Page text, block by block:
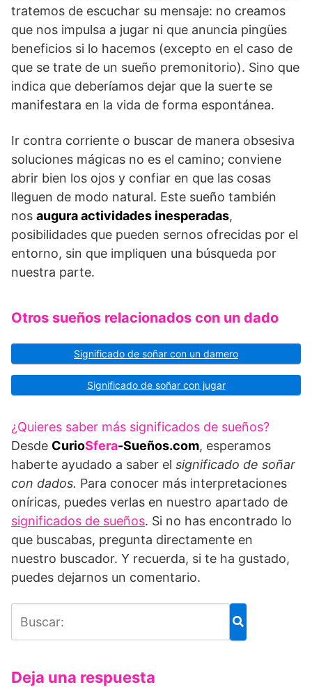
tratemos de escuchar su mensaje: no creamos
que nos impulsa a jugar ni que anuncia pingües
beneficios si lo hacemos (excepto en el caso de
que se trate de un sueño premonitorio). Sino que
indica que deberíamos dejar que la suerte se
manifestara en la vida de forma espontánea.
Ir contra corriente o buscar de manera obsesiva
soluciones mágicas no es el camino; conviene
abrir bien los ojos y confiar en que las cosas
lleguen de modo natural. Este sueño también
nos augura actividades inesperadas,
posibilidades que pueden sernos ofrecidas por el
entorno, sin que impliquen una búsqueda por
nuestra parte.
Otros sueños relacionados con un dado
Significado de soñar con un damero
Significado de soñar con jugar
¿Quieres saber más significados de sueños?
Desde CurioSfera-Sueños.com, esperamos
haberte ayudado a saber el significado de soñar
con dados. Para conocer más interpretaciones
oníricas, puedes verlas en nuestro apartado de
significados de sueños. Si no has encontrado lo
que buscabas, pregunta directamente en
nuestro buscador. Y recuerda, si te ha gustado,
puedes dejarnos un comentario.
Deja una respuesta